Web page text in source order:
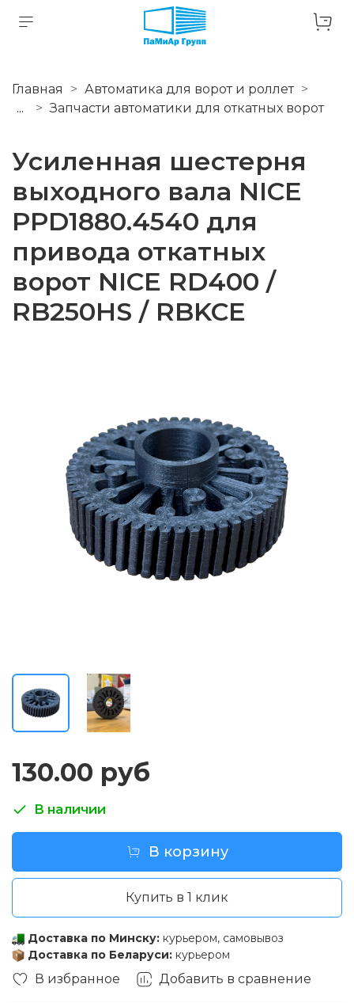
Главная
Автоматика для ворот и роллет
...
Запчасти автоматики для откатных ворот
Усиленная шестерня
выходного вала NICE
PPD1880.4540 для
привода откатных
ворот NICE RD400 /
RB250HS / RBKCE
В избранное Добавить в сравнение
130.00 руб
В наличии
В корзину
Купить в 1 клик
Доставка по Минску: курьером, самовывоз
Доставка по Беларуси: курьером